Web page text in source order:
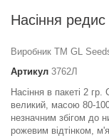
Насіння
Виробник ТМ GL
Артикул 3762Л
Насіння в пакеті 2 гр.
великий, масою 80-
незначним збігом до
рожевим відтінком,